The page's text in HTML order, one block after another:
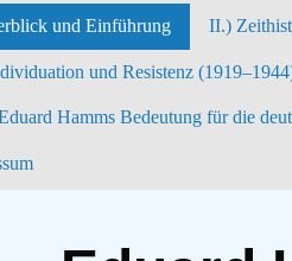
und Einführung II.)
und Resistenz
Hamms Bedeutung für die